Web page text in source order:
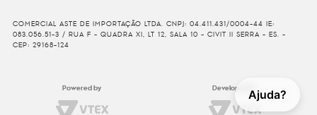
Ajuda?
COMERCIAL ASTE DE IMPORTAÇÃO LTDA. CNPJ: 04.411.431/0004-44 IE:
083.056.51-3 / RUA F - QUADRA XI, LT 12, SALA 10 - CIVIT II SERRA - ES. -
CEP: 29168-124
Powered by Developed By